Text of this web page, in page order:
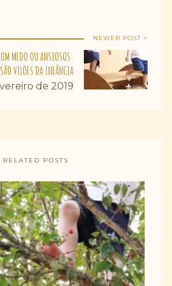
NEWER POST >
MEDO OU ANSIOSOS:
VILÕES DA INFÂNCIA
de 2019
RELATED POSTS